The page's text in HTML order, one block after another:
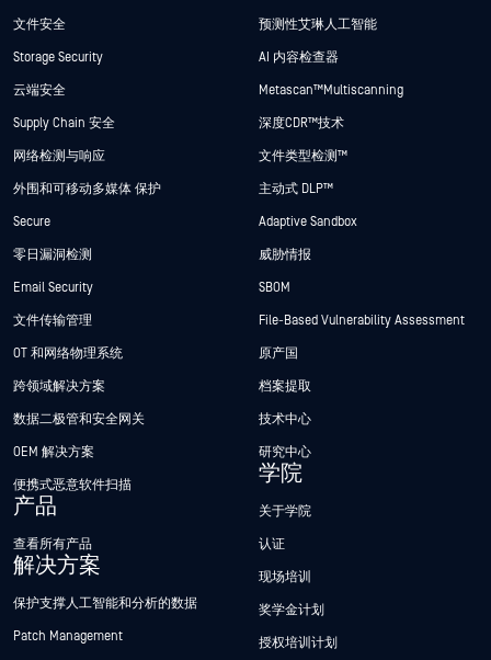
文件安全
Storage Security
云端安全
Supply Chain 安全
网络检测与响应
外围和可移动多媒体 保护
Secure
零日漏洞检测
Email Security
文件传输管理
OT 和网络物理系统
跨领域解决方案
数据二极管和安全网关
OEM 解决方案
便携式恶意软件扫描
产品
查看所有产品
解决方案
保护支撑人工智能和分析的数据
Patch Management
预测性艾琳人工智能
AI 内容检查器
Metascan™ Multiscanning
深度CDR™技术
文件类型检测™
主动式 DLP™
Adaptive Sandbox
威胁情报
SBOM
File-Based Vulnerability Assessment
原产国
档案提取
技术中心
研究中心
学院
关于学院
认证
现场培训
奖学金计划
授权培训计划